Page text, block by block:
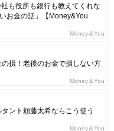
社も役所も銀行も教えてくれな
お金の話」【Money&You
Money＆You
損！老後のお金で損しない方
Money＆You
ント頼藤太希ならこう使う
Money＆You